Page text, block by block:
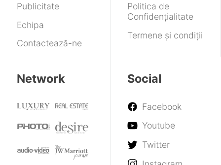
Publicitate
Echipa
Contactează-ne
Politica de
Confidențialitate
Termene și condiții
Network Social
Facebook
Youtube
Twitter